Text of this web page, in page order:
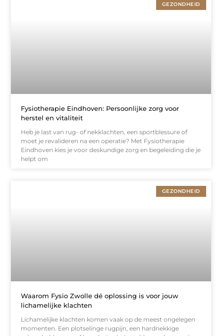
GEZONDHEID
Fysiotherapie Eindhoven: Persoonlijke zorg voor
herstel en vitaliteit
Heb je last van rug- of nekklachten, een sportblessure of
moet je revalideren na een operatie? Met Fysiotherapie
Eindhoven kies je voor deskundige zorg en begeleiding die je
helpt om
GEZONDHEID
Waarom Fysio Zwolle dé oplossing is voor jouw
lichamelijke klachten
Lichamelijke klachten komen vaak op de meest ongelegen
momenten. Een plotselinge rugpijn, een hardnekkige